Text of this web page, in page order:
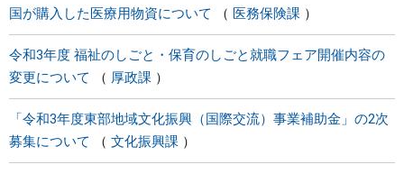
国が購入した医療用物資について 医務保険課
令和3年度 福祉のしごと・保育のしごと就職フェア開催内容の
変更について
厚政課
「令和3年度東部地域文化振興（国際交流）事業補助金」の2次
募集について
文化振興課